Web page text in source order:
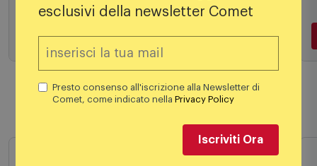
Aggiungi al carrello
esclusivi della newsletter Comet
Presto consenso all'iscrizione alla Newsletter di
Comet, come indicato nellaPrivacy Policy
Iscriviti Ora